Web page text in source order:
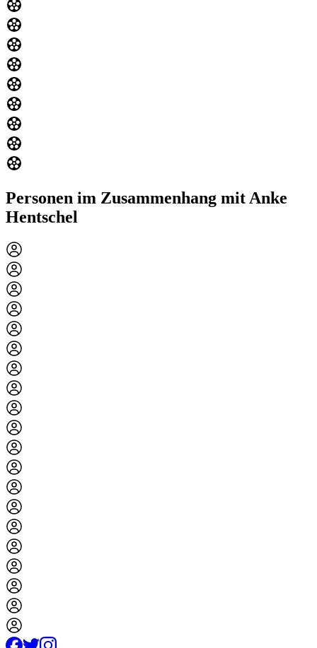
Personen im Zusammenhang mit Anke
Hentschel